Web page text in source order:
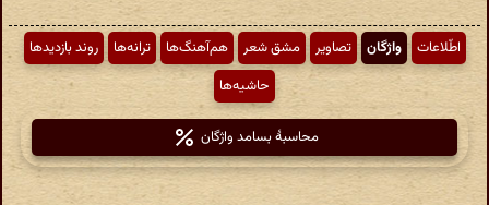
اطّلاعات واژگان تصاویر مشق شعر هم‌آهنگ‌ها ترانه‌ها
روند بازدیدها
حاشیه‌ها
محاسبهٔ بسامد واژگان